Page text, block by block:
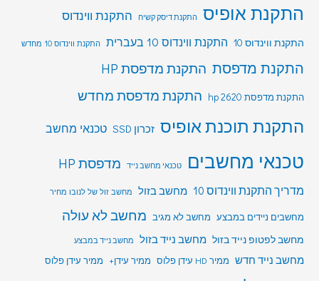
התקנת אופיס התקנת דיסק קשיח התקנת ווינדוס
התקנת ווינדוס 10 התקנת ווינדוס 10 בעברית התקנת ווינדוס 10 מחדש
התקנת מדפסת התקנת מדפסת HP
התקנת מדפסת hp 2620 התקנת מדפסת מחדש
התקנת תוכנת אופיס זכרון SSD טכנאי מחשב
טכנאי מחשבים טכנאי מחשב נייד מדפסת HP
מדריך התקנת ווינדוס 10 מחשב בזול מחשב זול של לנובו מחיר
מחשבים ניידים במבצע מחשב לא מגיב מחשב לא עולה
מחשב לפטופ נייד בזול מחשב נייד בזול מחשב נייד במבצע
מחשב נייד חדש ממיר HD עידן פלוס ממיר עידן+ ממיר עידן פלוס